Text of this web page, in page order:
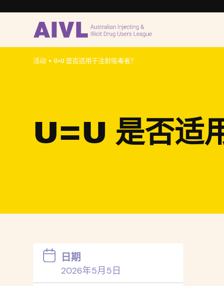
活动 • U=U 是否适用于注射吸毒者？
U=U 是否适
日期
2026年5月5日